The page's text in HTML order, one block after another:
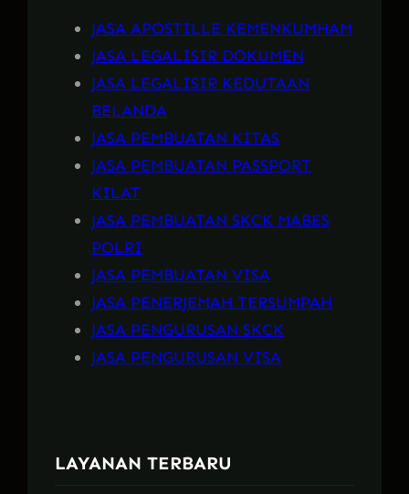
JASA APOSTILLE KEMENKUMHAM
JASA LEGALISIR DOKUMEN
JASA LEGALISIR KEDUTAAN
BELANDA
JASA PEMBUATAN KITAS
JASA PEMBUATAN PASSPORT
KILAT
JASA PEMBUATAN SKCK MABES
POLRI
JASA PEMBUATAN VISA
JASA PENERJEMAH TERSUMPAH
JASA PENGURUSAN SKCK
JASA PENGURUSAN VISA
LAYANAN TERBARU